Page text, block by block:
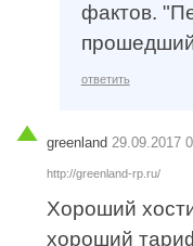
фактов.
ответить
greenland 29.09.2017
http://greenland-rp.ru/
Хороший
хороший